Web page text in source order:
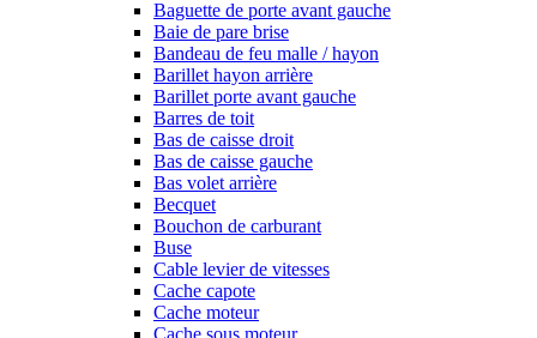
Baguette de porte avant gauche
Baie de pare brise
Bandeau de feu malle / hayon
Barillet hayon arrière
Barillet porte avant gauche
Barres de toit
Bas de caisse droit
Bas de caisse gauche
Bas volet arrière
Becquet
Bouchon de carburant
Buse
Cable levier de vitesses
Cache capote
Cache moteur
Cache sous moteur